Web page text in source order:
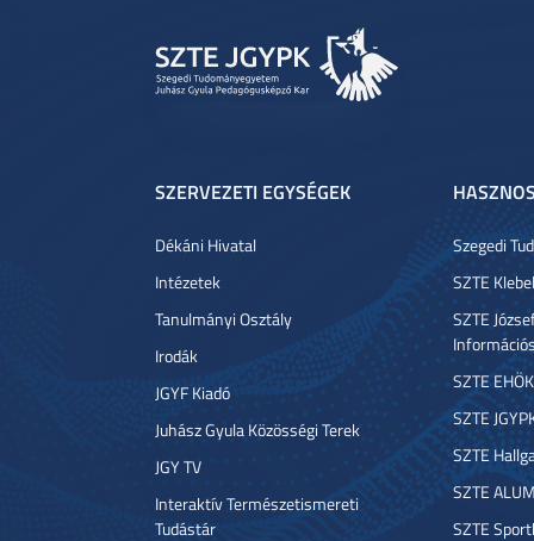
SZERVEZETI EGYSÉGEK
Dékáni Hivatal
Intézetek
Tanulmányi Osztály
Irodák
JGYF Kiadó
Juhász Gyula Közösségi Terek
JGY TV
Interaktív Természetismereti
Tudástár
Szegedi
SZTE
SZTE
SZTE EHÖK
SZTE
SZTE
SZTE
SZTE